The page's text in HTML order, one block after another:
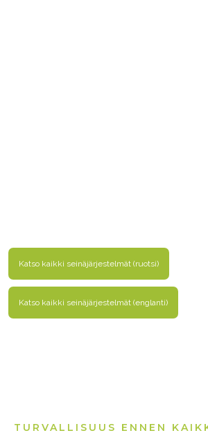
Katso kaikki seinäjärjestelmät (ruotsi)
Katso kaikki seinäjärjestelmät (englanti)
TURVALLISUUS ENNEN